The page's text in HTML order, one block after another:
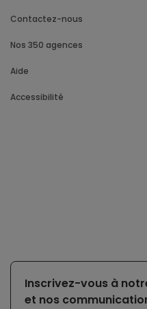
Contactez-nous
Nos 350 agences
Aide
Accessibilité
Inscrivez-vous à
et nos